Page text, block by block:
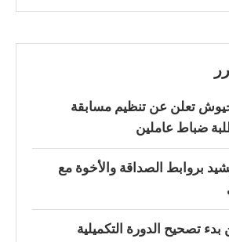
تعلن عن تنظيم مسابقة
ضباط عاملين
بروابط الصداقة والأخوة مع
بدء تصحيح الدورة التكميلية